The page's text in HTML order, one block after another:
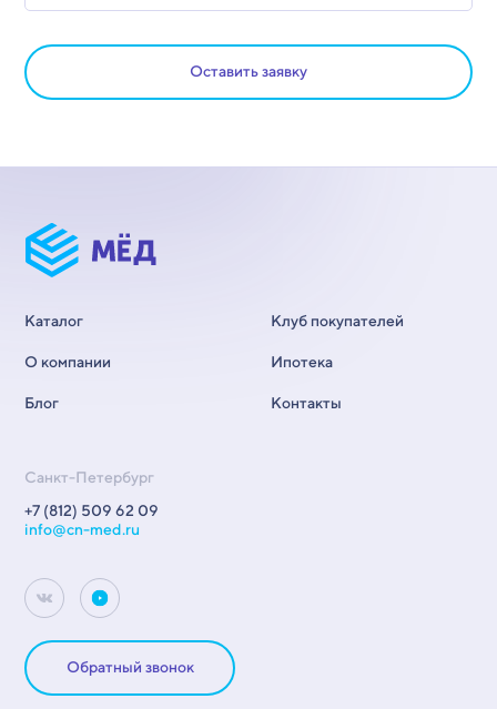
Оставить заявку
Каталог
О компании
Блог
Клуб покупателей
Ипотека
Контакты
Санкт-Петербург
+7 (812) 509 62 09
info@cn-med.ru
Обратный звонок